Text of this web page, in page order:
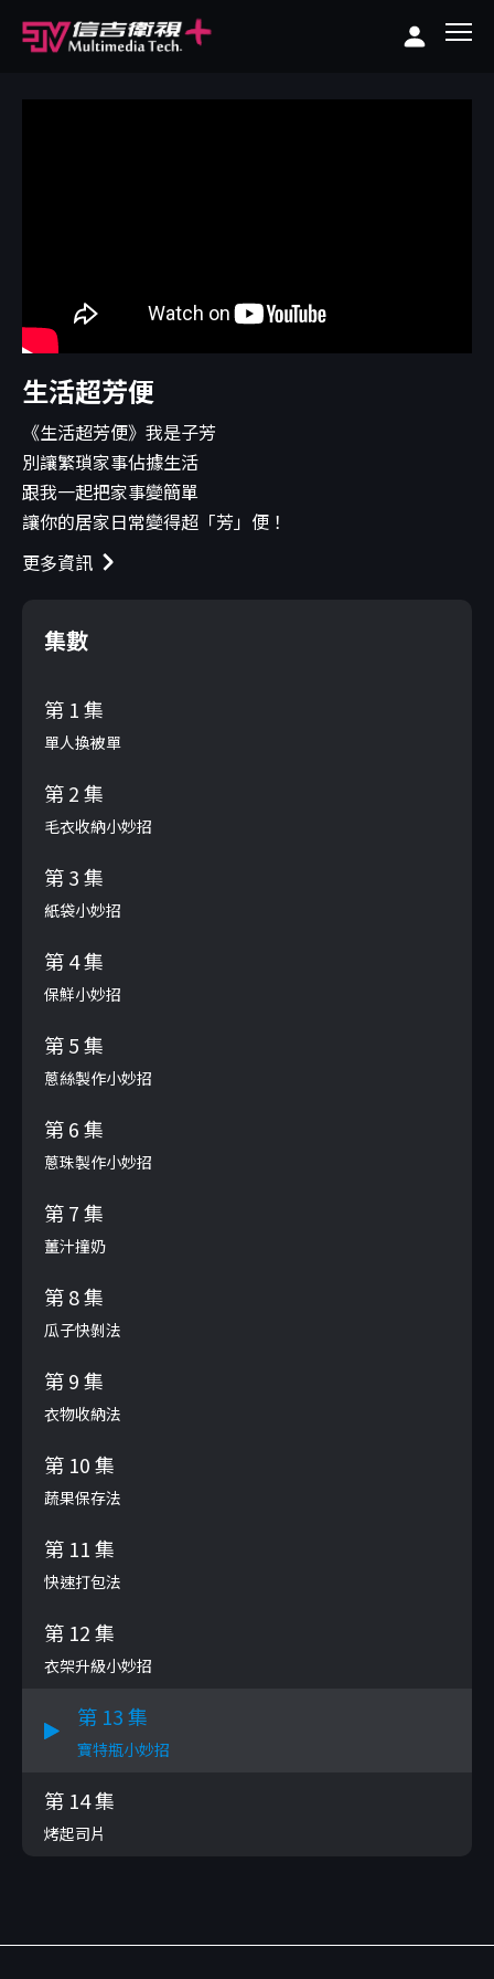
生活超芳便
《生活超芳便》我是子芳
別讓繁瑣家事佔據生活
跟我一起把家事變簡單
讓你的居家日常變得超「芳」便！
更多資訊
集數
第 1 集
單人換被單
第 2 集
毛衣收納小妙招
第 3 集
紙袋小妙招
第 4 集
保鮮小妙招
第 5 集
蔥絲製作小妙招
第 6 集
蔥珠製作小妙招
第 7 集
薑汁撞奶
第 8 集
瓜子快剝法
第 9 集
衣物收納法
第 10 集
蔬果保存法
第 11 集
快速打包法
第 12 集
衣架升級小妙招
第 13 集
寶特瓶小妙招
第 14 集
烤起司片